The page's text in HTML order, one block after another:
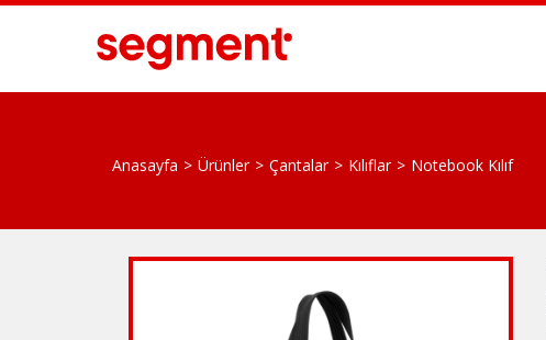
Anasayfa Ürünler Çantalar Kılıflar Notebook Kılıf